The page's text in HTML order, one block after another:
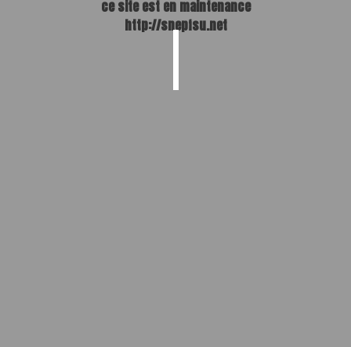
ce site est en maintenance
http://snepfsu.net